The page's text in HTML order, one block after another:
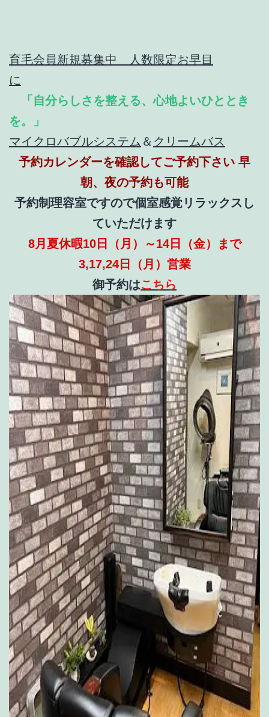
育毛会員新規募集中 人数限定お早目
に
「自分らしさを整える、心地よいひととき
を。」
マイクロバブルシステム ＆ クリームバス
予約カレンダーを確認してご予約下さい 早
朝、夜の予約も可能
予約制理容室ですので個室感覚リラックスし
ていただけます
8月夏休暇10日（月）～14日（金）まで
3,17,24日（月）営業
御予約はこちら